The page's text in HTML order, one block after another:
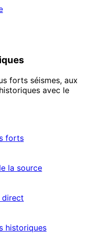
forts séismes, aux
avec le
forts
la source
direct
historiques